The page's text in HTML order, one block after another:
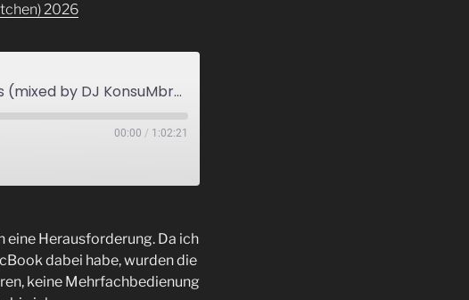
2026
Trance-Flight from California to Buenos Aires (mixed by DJ KonsuMbrötchen) 2026
00:00 / 1:02:21
eine Herausforderung. Da ich
dabei habe, wurden die
keine Mehrfachbedienung